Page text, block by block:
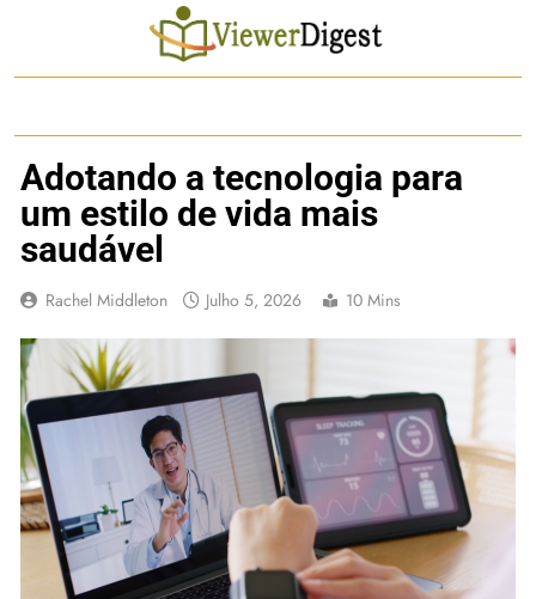
Adotando a tecnologia para
um estilo de vida mais
saudável
Rachel Middleton Julho 5, 2026 10 Mins